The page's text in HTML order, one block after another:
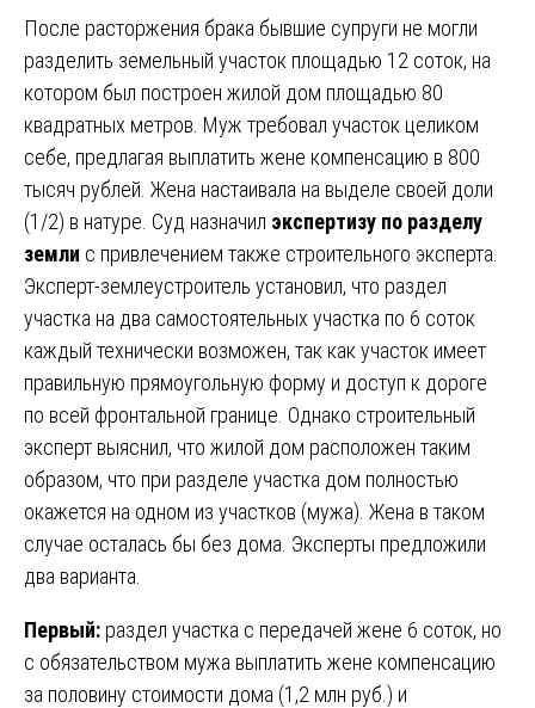
После расторжения брака бывшие супруги не могли
разделить земельный участок площадью 12 соток, на
котором был построен жилой дом площадью 80
квадратных метров. Муж требовал участок целиком
себе, предлагая выплатить жене компенсацию в 800
тысяч рублей. Жена настаивала на выделе своей доли
(1/2) в натуре. Суд назначил экспертизу по разделу
земли с привлечением также строительного эксперта.
Эксперт-землеустроитель установил, что раздел
участка на два самостоятельных участка по 6 соток
каждый технически возможен, так как участок имеет
правильную прямоугольную форму и доступ к дороге
по всей фронтальной границе. Однако строительный
эксперт выяснил, что жилой дом расположен таким
образом, что при разделе участка дом полностью
окажется на одном из участков (мужа). Жена в таком
случае осталась бы без дома. Эксперты предложили
два варианта.
Первый: раздел участка с передачей жене 6 соток, но
с обязательством мужа выплатить жене компенсацию
за половину стоимости дома (1,2 млн руб.) и